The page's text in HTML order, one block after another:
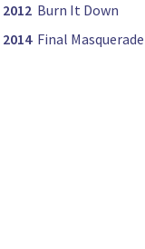
2012 Burn It Down
2014 Final Masquerade